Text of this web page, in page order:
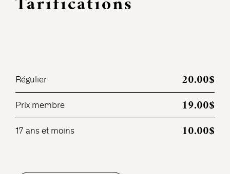
Tarifications
Régulier 20.00$
Prix membre 19.00$
17 ans et moins 10.00$